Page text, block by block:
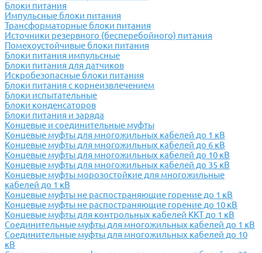
Блоки питания
Импульсные блоки питания
Трансформаторные блоки питания
Источники резервного (бесперебойного) питания
Помехоустойчивые блоки питания
Блоки питания импульсные
Блоки питания для датчиков
Искробезопасные блоки питания
Блоки питания с корнеизвлечением
Блоки испытательные
Блоки конденсаторов
Блоки питания и заряда
Концевые и соединительные муфты
Концевые муфты для многожильных кабелей до 1 кВ
Концевые муфты для многожильных кабелей до 6 кВ
Концевые муфты для многожильных кабелей до 10 кВ
Концевые муфты для многожильных кабелей до 35 кВ
Концевые муфты морозостойкие для многожильные
кабелей до 1 кВ
Концевые муфты не распостраняющие горение до 1 кВ
Концевые муфты не распостраняющие горение до 10 кВ
Концевые муфты для контрольных кабелей ККТ до 1 кВ
Соединительные муфты для многожильных кабелей до 1 кВ
Соединительные муфты для многожильных кабелей до 10
кВ